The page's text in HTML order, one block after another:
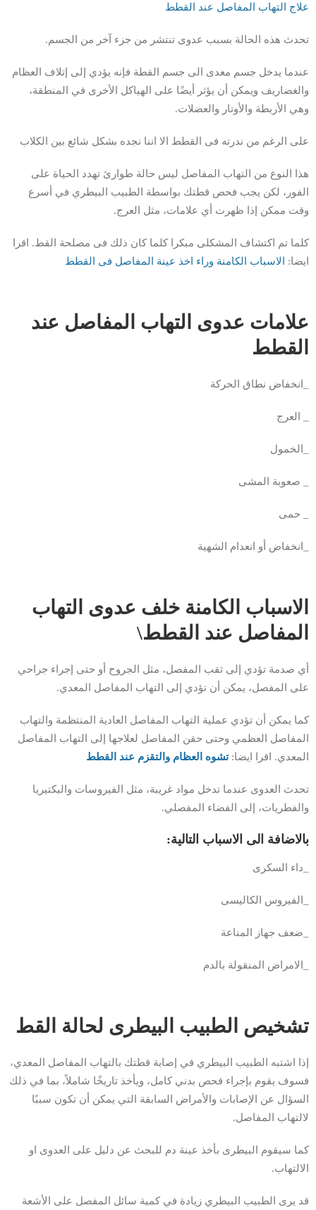
علاج التهاب المفاصل عند القطط
تحدث هذه الحالة بسبب عدوى تنتشر من جزء آخر من الجسم.
عندما يدخل جسم معدى الى جسم القطة فإنه يؤدي إلى إتلاف العظام
والغضاريف ويمكن أن يؤثر أيضًا على الهياكل الأخرى في المنطقة،
وهي الأربطة والأوتار والعضلات.
على الرغم من ندرته فى القطط الا اننا نجده بشكل شائع بين الكلاب
هذا النوع من التهاب المفاصل ليس حالة طوارئ تهدد الحياة على
الفور، لكن يجب فحص قطتك بواسطة الطبيب البيطري في أسرع
وقت ممكن إذا ظهرت أي علامات، مثل العرج.
كلما تم اكتشاف المشكلى مبكرا كلما كان ذلك فى مصلحة القط. اقرا
ايضا:
الاسباب الكامنة وراء اخذ عينة المفاصل فى القطط
علامات عدوى التهاب المفاصل عند
القطط
_انخفاض نطاق الحركة
_ العرج
_الخمول
_ صعوبة المشى
_ حمى
_انخفاض أو انعدام الشهية
الاسباب الكامنة خلف عدوى التهاب
المفاصل عند القطط\
أي صدمة تؤدي إلى ثقب المفصل، مثل الجروح أو حتى إجراء جراحي
على المفصل، يمكن أن تؤدي إلى التهاب المفاصل المعدي.
كما يمكن أن تؤدي عملية التهاب المفاصل العادية المنتظمة والتهاب
المفاصل العظمي وحتى حقن المفاصل لعلاجها إلى التهاب المفاصل
المعدي. اقرا ايضا:تشوه العظام والتقزم عند القطط
تحدث العدوى عندما تدخل مواد غريبة، مثل الفيروسات والبكتيريا
والفطريات، إلى الفضاء المفصلي.
بالاضافة الى الاسباب التالية:
_داء السكرى
_الفيروس الكاليسى
_ضعف جهاز المناعة
_الامراض المنقولة بالدم
تشخيص الطبيب البيطرى لحالة القط
إذا اشتبه الطبيب البيطري في إصابة قطتك بالتهاب المفاصل المعدي،
فسوف يقوم بإجراء فحص بدني كامل، ويأخذ تاريخًا شاملاً، بما في ذلك
السؤال عن الإصابات والأمراض السابقة التي يمكن أن تكون سببًا
لالتهاب المفاصل.
كما سيقوم البيطرى بأخذ عينة دم للبحث عن دليل على العدوى او
الالتهاب.
قد يرى الطبيب البيطري زيادة في كمية سائل المفصل على الأشعة